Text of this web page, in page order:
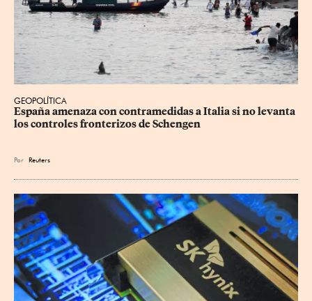
GEOPOLÍTICA
España amenaza con contramedidas a Italia si no levanta
los controles fronterizos de Schengen
Por Reuters